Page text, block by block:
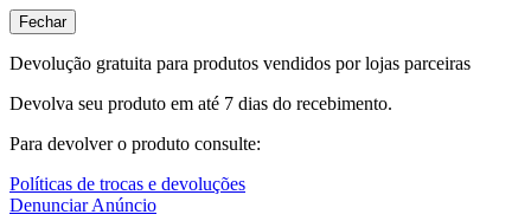
Fechar
Devolução gratuita para produtos vendidos por lojas parceiras
Devolva seu produto em até 7 dias do recebimento.
Para devolver o produto consulte:
Políticas de trocas e devoluções
Denunciar Anúncio